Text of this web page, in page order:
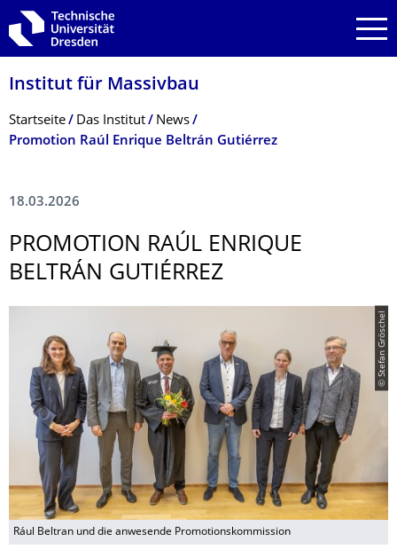
Zur Hauptnavigation springen
Zur Suche springen
Zum Inhalt springen
Institut für Massivbau
Breadcrumb-Menü
Startseite Das Institut
News
Promotion Raúl Enrique Beltrán Gutiérrez
18.03.2026
PROMOTION RAÚL ENRIQUE
BELTRÁN GUTIÉRREZ
© Stefan Gröschel
Rául Beltran und die anwesende Promotionskommission